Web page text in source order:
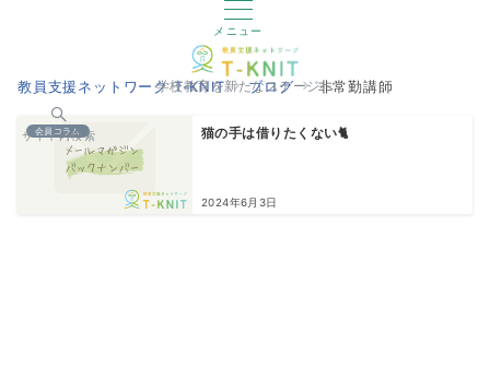
メニュー
学校教育を新たなステージへ
サイト内検索
教員支援ネットワーク T-KNIT ブログ 非常勤講師
会員コラム 猫の手は借りたくない🐈
2024年6月3日